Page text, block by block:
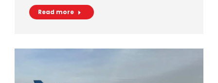
Read more